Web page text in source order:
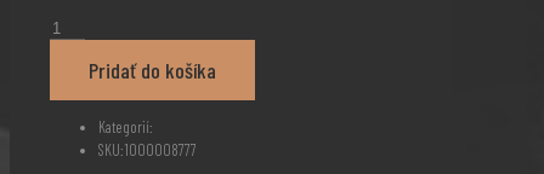
Amuerte
Pridať do košíka
Kategorií:
SKU:1000008777